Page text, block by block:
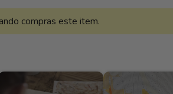
Metalizado
-
Números®
compras este item.